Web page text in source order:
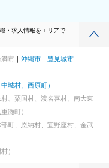
・求人情報をエリアで
満市 沖縄市
豊見城市
城村、西原町）
、粟国村、渡名喜村、南大東
瀬町）
町、恩納村、宜野座村、金武
）